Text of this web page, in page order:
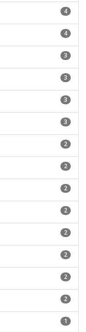
4
4
3
3
3
3
2
2
2
2
2
2
2
2
1